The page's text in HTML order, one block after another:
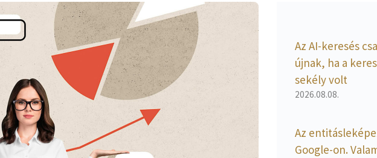
Az AI-keresés
újnak, ha a
sekély volt
2026.08.08.
Az
Google-on.